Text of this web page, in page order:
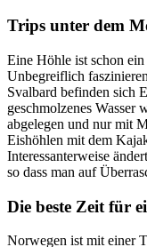
Trips unter dem
Eine Höhle ist schon
Unbegreiflich
Svalbard befinden sich
geschmolzenes Wasser
abgelegen und nur mit
Eishöhlen mit dem
Interessanterweise
so dass man auf
Die beste Zeit für
Norwegen ist mit einer